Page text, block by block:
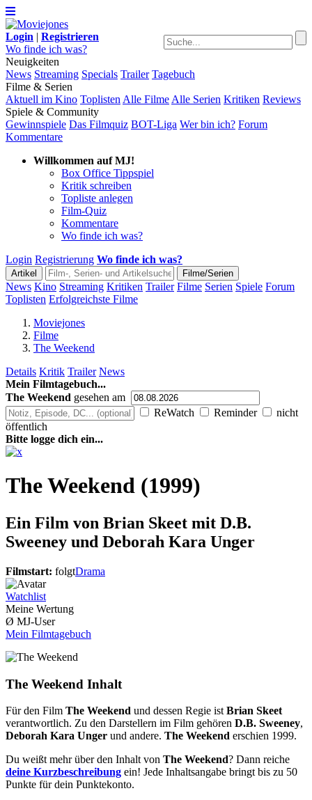
Login | Registrieren
Wo finde ich was?
Neuigkeiten
News Streaming Specials Trailer Tagebuch
Filme & Serien
Aktuell im Kino Toplisten Alle Filme Alle Serien Kritiken Reviews
Spiele & Community
Gewinnspiele Das Filmquiz BOT-Liga Wer bin ich? Forum
Kommentare
Willkommen auf MJ!
Box Office Tippspiel
Kritik schreiben
Topliste anlegen
Film-Quiz
Kommentare
Wo finde ich was?
Login Registrierung Wo finde ich was?
News Kino Streaming Kritiken Trailer Filme Serien Spiele Forum
Toplisten Erfolgreichste Filme
Moviejones
Filme
The Weekend
Details Kritik Trailer News
Mein Filmtagebuch...
The Weekend gesehen am
ReWatch
Reminder
nicht
öffentlich
Bitte logge dich ein...
The Weekend (1999)
Ein Film von Brian Skeet mit D.B.
Sweeney und Deborah Kara Unger
Filmstart: folgtDrama
Watchlist
Meine Wertung
Ø MJ-User
Mein Filmtagebuch
The Weekend Inhalt
Für den Film The Weekend und dessen Regie ist Brian Skeet
verantwortlich. Zu den Darstellern im Film gehören D.B. Sweeney,
Deborah Kara Unger und andere. The Weekend erschien 1999.
Du weißt mehr über den Inhalt von The Weekend? Dann reiche
deine Kurzbeschreibung ein! Jede Inhaltsangabe bringt bis zu 50
Punkte für dein Punktekonto.